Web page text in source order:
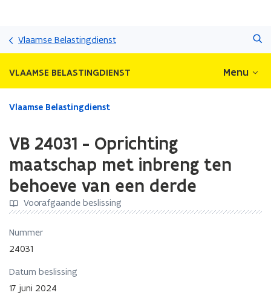
gaan
Vlaamse Belastingdienst
VLAAMSE BELASTINGDIENST Menu
Gedaan
zich
op:
24031
Oprichting
maatschap
inbreng
ten
Vlaamse Belastingdienst
VB 24031 - Oprichting
maatschap met inbreng ten
behoeve van een derde
Voorafgaande beslissing
Nummer
24031
Datum beslissing
17 juni 2024